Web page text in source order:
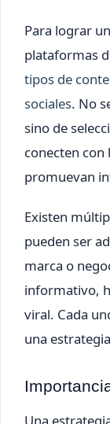
Para lograr
plataformas
tipos de
sociales. No
sino de
conecten con
promuevan
Existen
pueden ser
marca o
informativo,
viral. Cada
una
Una